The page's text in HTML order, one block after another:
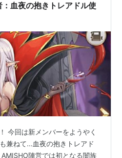
：血夜の抱きトレアドル使
今回は新メンバーをようやく
兼ねて...血夜の抱きトレアド
陣営では初となる闇族